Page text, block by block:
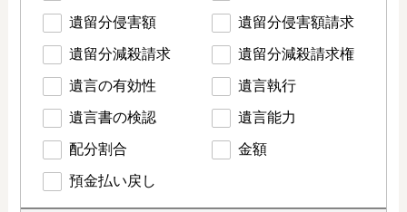
遺留分侵害額 遺留分侵害額請求
遺留分減殺請求 遺留分減殺請求権
遺言の有効性 遺言執行
遺言書の検認 遺言能力
配分割合 金額
預金払い戻し